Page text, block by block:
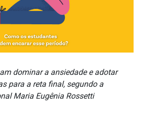
dominar a ansiedade e adotar
para a reta final, segundo a
Maria Eugênia Rossetti